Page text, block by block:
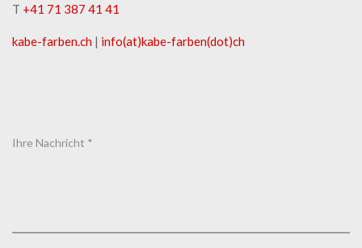
T +41 71 387 41 41
kabe-​farben.ch | info(at)kabe-​farben(dot)ch